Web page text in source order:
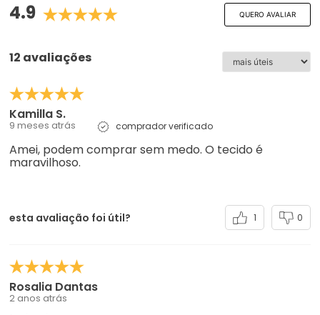
4.9
QUERO AVALIAR
12 avaliações
Kamilla S.
9 meses atrás comprador verificado
Amei, podem comprar sem medo. O tecido é
maravilhoso.
esta avaliação foi útil? 1 0
Rosalia Dantas
2 anos atrás